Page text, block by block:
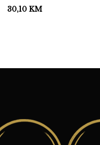
30,10 KM